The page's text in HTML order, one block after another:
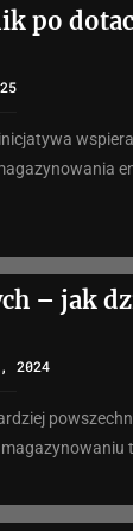
po
– jak
2024